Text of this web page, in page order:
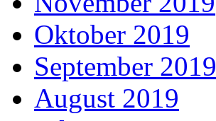
Oktober 2019
September 2019
August 2019